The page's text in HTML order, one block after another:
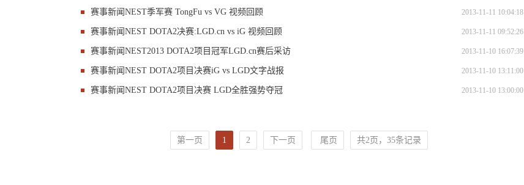
2013-11-11 10:04:18
赛事新闻 NEST季军赛 TongFu vs VG 视频回顾
2013-11-11 09:52:26
赛事新闻 NEST DOTA2决赛:LGD.cn vs iG 视频回顾
2013-11-10 16:07:39
赛事新闻 NEST2013 DOTA2项目冠军LGD.cn赛后采访
2013-11-10 13:11:00
赛事新闻 NEST DOTA2项目决赛iG vs LGD文字战报
2013-11-10 13:00:00
赛事新闻 NEST DOTA2项目决赛 LGD全胜强势夺冠
第一页 1 2 下一页 尾页 共2页，35条记录